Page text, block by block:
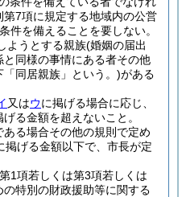
第7項に規定する地域内の公営
件を備えることを要しない。
ようとする親族(婚姻の届出
同様の事情にある者その他
同居親族」という。)がある
又はウに掲げる場合に応じ、
げる金額を超えないこと。
ある場合その他の規則で定め
げる金額以下で、市長が定
1項若しくは第3項若しくは
特別の財政援助等に関する